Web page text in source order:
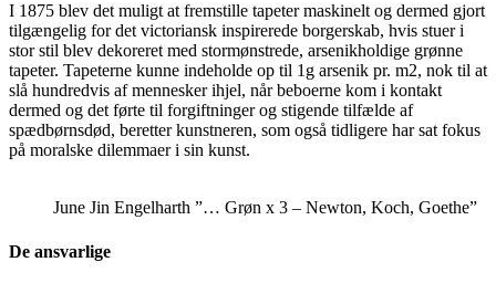
I 1875 blev det muligt at fremstille tapeter maskinelt og dermed gjort
tilgængelig for det victoriansk inspirerede borgerskab, hvis stuer i
stor stil blev dekoreret med stormønstrede, arsenikholdige grønne
tapeter. Tapeterne kunne indeholde op til 1g arsenik pr. m2, nok til at
slå hundredvis af mennesker ihjel, når beboerne kom i kontakt
dermed og det førte til forgiftninger og stigende tilfælde af
spædbørnsdød, beretter kunstneren, som også tidligere har sat fokus
på moralske dilemmaer i sin kunst.
June Jin Engelharth ”… Grøn x 3 – Newton, Koch, Goethe”
De ansvarlige